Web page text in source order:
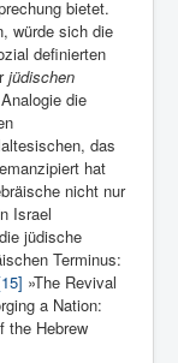
bietet.
würde sich die
definierten
jüdischen
die
das
hat
nicht nur
Israel
jüdische
Terminus:
»The Revival
a Nation:
the Hebrew